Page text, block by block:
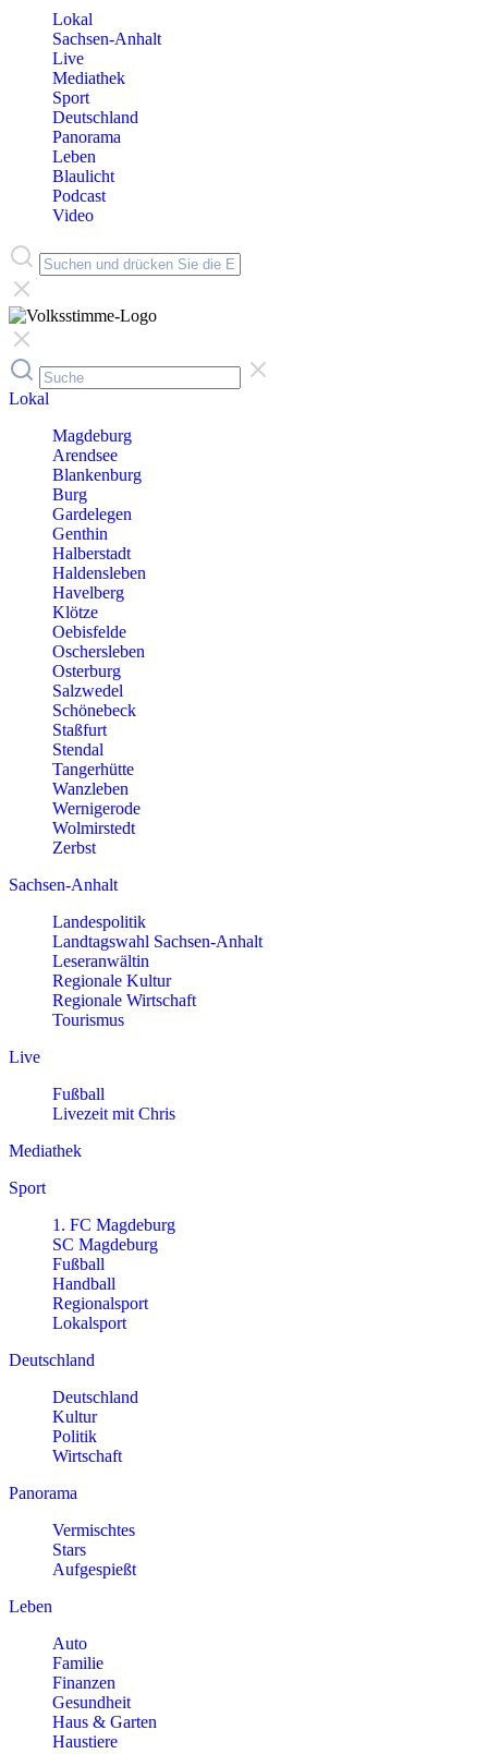
Lokal
Sachsen-Anhalt
Live
Mediathek
Sport
Deutschland
Panorama
Leben
Blaulicht
Podcast
Video
Lokal
Magdeburg
Arendsee
Blankenburg
Burg
Gardelegen
Genthin
Halberstadt
Haldensleben
Havelberg
Klötze
Oebisfelde
Oschersleben
Osterburg
Salzwedel
Schönebeck
Staßfurt
Stendal
Tangerhütte
Wanzleben
Wernigerode
Wolmirstedt
Zerbst
Sachsen-Anhalt
Landespolitik
Landtagswahl Sachsen-Anhalt
Leseranwältin
Regionale Kultur
Regionale Wirtschaft
Tourismus
Live
Fußball
Livezeit mit Chris
Mediathek
Sport
1. FC Magdeburg
SC Magdeburg
Fußball
Handball
Regionalsport
Lokalsport
Deutschland
Deutschland
Kultur
Politik
Wirtschaft
Panorama
Vermischtes
Stars
Aufgespießt
Leben
Auto
Familie
Finanzen
Gesundheit
Haus & Garten
Haustiere